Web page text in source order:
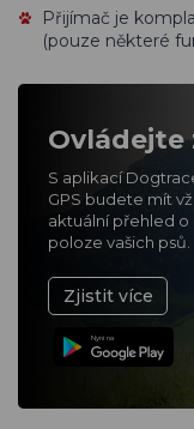
Přijímač je
(pouze některé
Ovládejte
S aplikací
GPS budete mít
aktuální přehled o
poloze vašich psů.
Zjistit více
Nyní na